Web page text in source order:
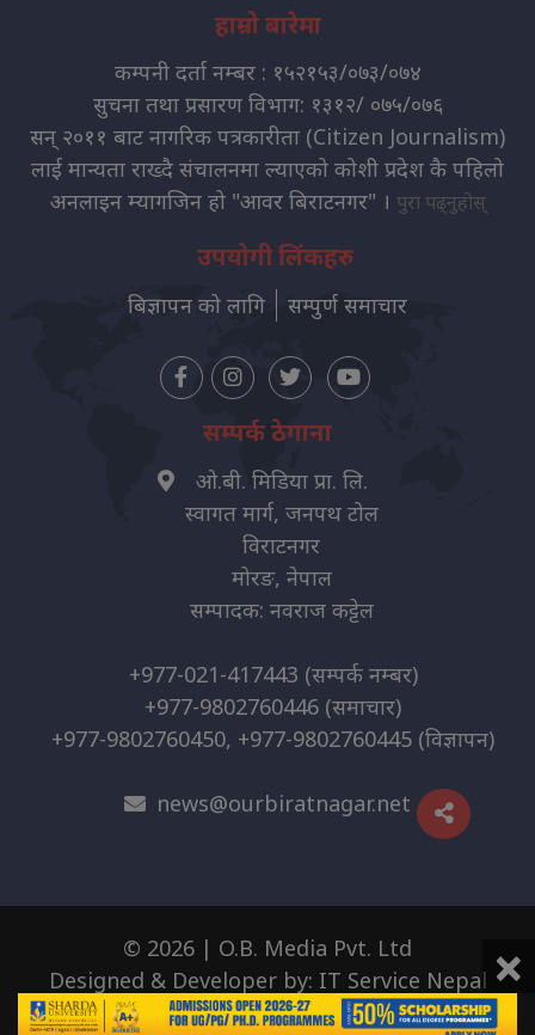
हाम्रो बारेमा
कम्पनी दर्ता नम्बर : १५२१५३/०७३/०७४
सुचना तथा प्रसारण विभाग: १३१२/ ०७५/०७६
सन् २०११ बाट नागरिक पत्रकारीता (Citizen Journalism)
लाई मान्यता राख्दै संचालनमा ल्याएको कोशी प्रदेश कै पहिलो
अनलाइन म्यागजिन हो "आवर बिराटनगर" । पुरा पढ्नुहोस्
उपयोगी लिंकहरु
बिज्ञापन को लागि सम्पुर्ण समाचार
सम्पर्क ठेगाना
ओ.बी. मिडिया प्रा. लि.
स्वागत मार्ग, जनपथ टोल
विराटनगर
मोरङ, नेपाल
सम्पादक: नवराज कट्टेल
+977-021-417443 (सम्पर्क नम्बर)
+977-9802760446 (समाचार)
+977-9802760450, +977-9802760445 (विज्ञापन)
news@ourbiratnagar.net
© 2026 | O.B. Media Pvt. Ltd
Designed & Developer by: IT Service Nepal ×